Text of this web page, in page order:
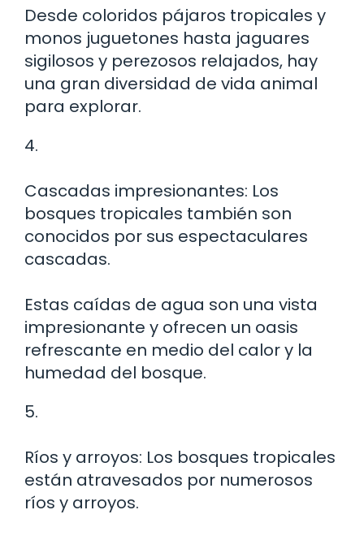
Desde coloridos pájaros tropicales y
monos juguetones hasta jaguares
sigilosos y perezosos relajados, hay
una gran diversidad de vida animal
para explorar.
4.
Cascadas impresionantes: Los
bosques tropicales también son
conocidos por sus espectaculares
cascadas.
Estas caídas de agua son una vista
impresionante y ofrecen un oasis
refrescante en medio del calor y la
humedad del bosque.
5.
Ríos y arroyos: Los bosques tropicales
están atravesados por numerosos
ríos y arroyos.